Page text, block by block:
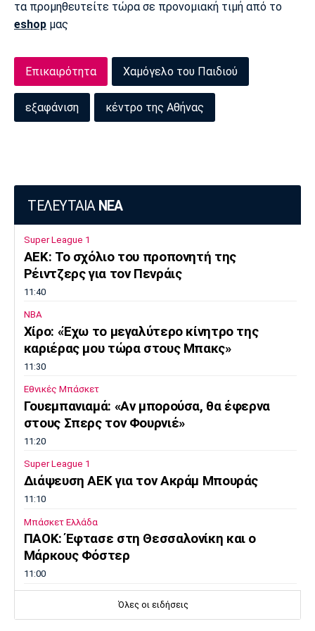
τα προμηθευτείτε τώρα σε προνομιακή τιμή από το
eshop μας
Επικαιρότητα Χαμόγελο του Παιδιού
εξαφάνιση κέντρο της Αθήνας
ΤΕΛΕΥΤΑΙΑ ΝΕΑ
Super League 1
ΑΕΚ: Το σχόλιο του προπονητή της
Ρέιντζερς για τον Πενράις
11:40
NBA
Χίρο: «Έχω το μεγαλύτερο κίνητρο της
καριέρας μου τώρα στους Μπακς»
11:30
Εθνικές Μπάσκετ
Γουεμπανιαμά: «Αν μπορούσα, θα έφερνα
στους Σπερς τον Φουρνιέ»
11:20
Super League 1
Διάψευση ΑΕΚ για τον Ακράμ Μπουράς
11:10
Μπάσκετ Ελλάδα
ΠΑΟΚ: Έφτασε στη Θεσσαλονίκη και ο
Μάρκους Φόστερ
11:00
Φωτιά στον Κουβαρά Αττικής: Μπαράζ
Όλες οι ειδήσεις